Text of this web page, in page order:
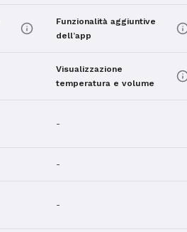
Funzionalità aggiuntive
dell’app
Visualizzazione
temperatura e volume
-
-
-